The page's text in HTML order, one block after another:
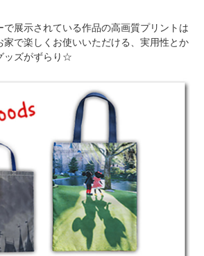
展示されている作品の高画質プリントは
家で楽しくお使いいただける、実用性とか
ッズがずらり☆